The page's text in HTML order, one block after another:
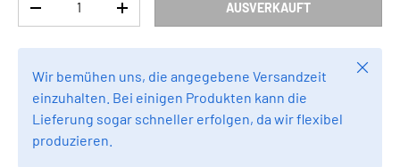
MENGE VERRINGERNMENGE ERHÖHEN AUSVERKAUFT
Wir bemühen uns, die angegebene Versandzeit
einzuhalten. Bei einigen Produkten kann die
Lieferung sogar schneller erfolgen, da wir flexibel
produzieren.